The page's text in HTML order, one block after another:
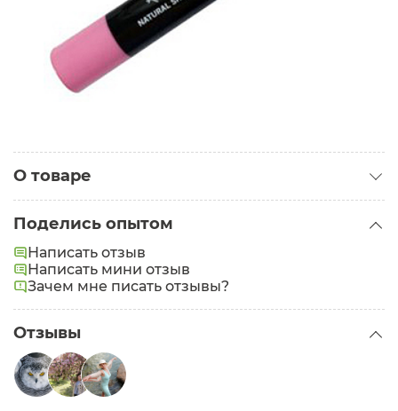
О товаре
Поделись опытом
Написать отзыв
Написать мини отзыв
Зачем мне писать отзывы?
Отзывы